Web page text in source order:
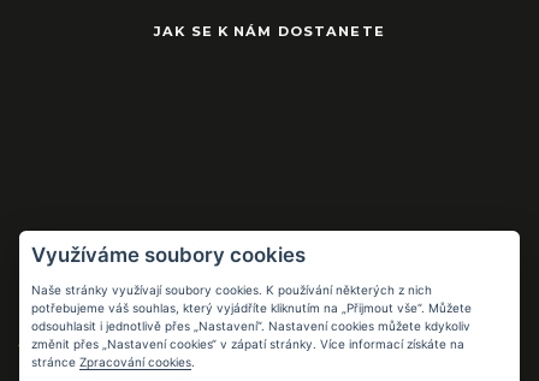
JAK SE K NÁM DOSTANETE
Pracovní pomůcky
pro práci i volný
čas
Využíváme soubory cookies
Naše stránky využívají soubory cookies. K používání některých z nich
potřebujeme váš souhlas, který vyjádříte kliknutím na „Přijmout vše“. Můžete
odsouhlasit i jednotlivě přes „Nastavení“. Nastavení cookies můžete kdykoliv
změnit přes „Nastavení cookies“ v zápatí stránky. Více informací získáte na
stránce Zpracování cookies